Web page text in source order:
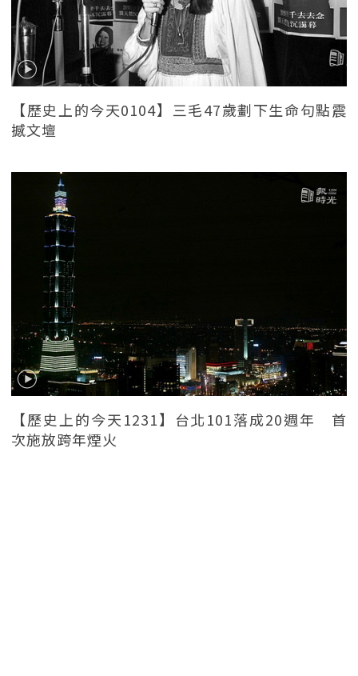
【歷史上的今天0104】三毛47歲劃下生命句點震
撼文壇
【歷史上的今天1231】台北101落成20週年 首
次施放跨年煙火